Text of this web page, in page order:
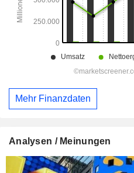
Mehr Finanzdaten
Analysen / Meinungen